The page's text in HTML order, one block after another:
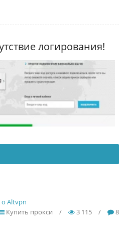
логирования!
Altvpn
Купить прокси
/ 3 115 / 8